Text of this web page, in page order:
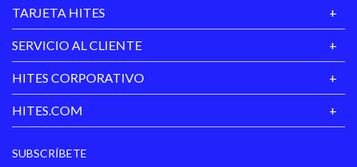
TARJETA HITES
SERVICIO AL CLIENTE
HITES CORPORATIVO
HITES.COM
SUBSCRÍBETE